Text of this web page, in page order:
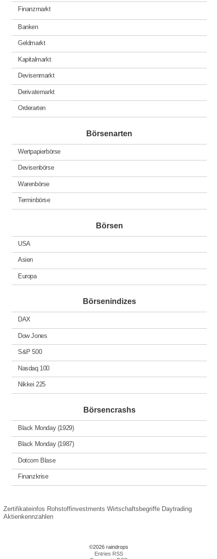
Finanzmarkt
Banken
Geldmarkt
Kapitalmarkt
Devisenmarkt
Derivatemarkt
Orderarten
Börsenarten
Wertpapierbörse
Devisenbörse
Warenbörse
Terminbörse
Börsen
USA
Asien
Europa
Börsenindizes
DAX
Dow Jones
S&P 500
Nasdaq 100
Nikkei 225
Börsencrashs
Black Monday (1929)
Black Monday (1987)
Dotcom Blase
Finanzkrise
Zertifikateinfos Rohstoffinvestments Wirtschaftsbegriffe Daytrading
Aktienkennzahlen
©2026 raindrops
Entries RSS